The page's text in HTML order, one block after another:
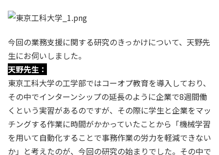
今回の業務支援に関する研究のきっかけについて、天野先
生にお伺いしました。
天野先生：
東京工科大学の工学部ではコーオプ教育を導入しており、
その中でインターンシップの延長のように企業で8週間働
くという実習があるのですが、その際に学生と企業をマッ
チングする作業に時間がかかっていたことから「機械学習
を用いて自動化することで事務作業の労力を軽減できない
か」と考えたのが、今回の研究の始まりでした。その中で